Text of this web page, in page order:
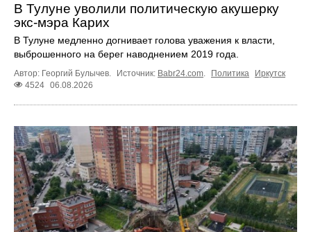
В Тулуне уволили политическую акушерку
экс-мэра Карих
В Тулуне медленно догнивает голова уважения к власти,
выброшенного на берег наводнением 2019 года.
Автор: Георгий Булычев. Источник: Babr24.com. Политика
Иркутск
4524 06.08.2026